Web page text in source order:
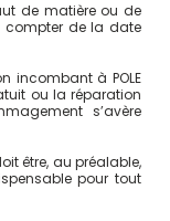
de matière ou de
compter de la date
incombant à POLE
ou la réparation
s’avère
être, au préalable,
pour tout